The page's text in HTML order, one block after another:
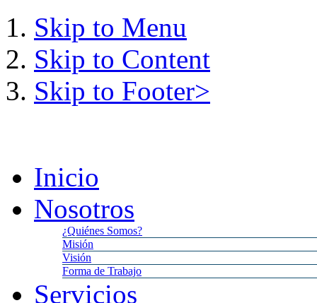
Skip to Menu
Skip to Content
Skip to Footer>
Inicio
Nosotros
¿Quiénes Somos?
Misión
Visión
Forma de Trabajo
Servicios